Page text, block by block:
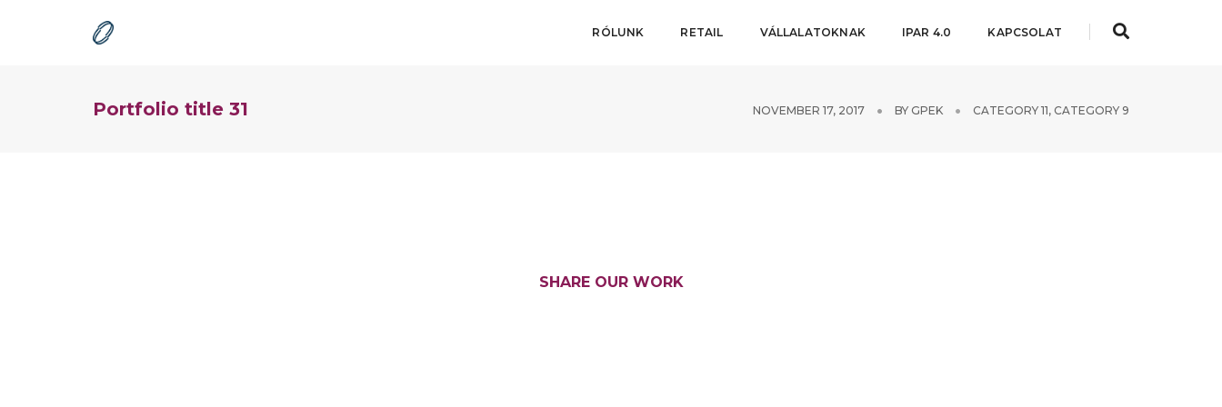
RÓLUNK RETAIL VÁLLALATOKNAK IPAR 4.0 KAPCSOLAT
Portfolio title 31 NOVEMBER 17, 2017 BY GPEK CATEGORY 11, CATEGORY 9
SHARE OUR WORK